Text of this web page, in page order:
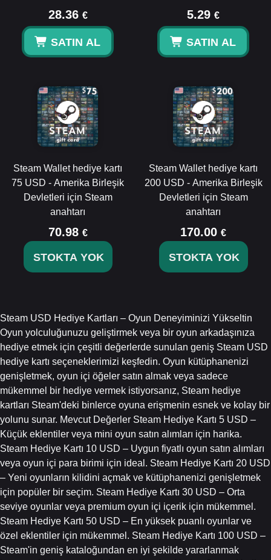
28.36 €
SATIN AL
5.29 €
SATIN AL
Steam Wallet hediye kartı
75 USD - Amerika Birleşik
Devletleri için Steam
anahtarı
70.98 €
STOKTA YOK
Steam Wallet hediye kartı
200 USD - Amerika Birleşik
Devletleri için Steam
anahtarı
170.00 €
STOKTA YOK
Steam USD Hediye Kartları – Oyun Deneyiminizi Yükseltin
Oyun yolculuğunuzu geliştirmek veya bir oyun arkadaşınıza
hediye etmek için çeşitli değerlerde sunulan geniş Steam USD
hediye kartı seçeneklerimizi keşfedin. Oyun kütüphanenizi
genişletmek, oyun içi öğeler satın almak veya sadece
mükemmel bir hediye vermek istiyorsanız, Steam hediye
kartları Steam'deki binlerce oyuna erişmenin esnek ve kolay bir
yolunu sunar. Mevcut Değerler Steam Hediye Kartı 5 USD –
Küçük eklentiler veya mini oyun satın alımları için harika.
Steam Hediye Kartı 10 USD – Uygun fiyatlı oyun satın alımları
veya oyun içi para birimi için ideal. Steam Hediye Kartı 20 USD
– Yeni oyunların kilidini açmak ve kütüphanenizi genişletmek
için popüler bir seçim. Steam Hediye Kartı 30 USD – Orta
seviye oyunlar veya premium oyun içi içerik için mükemmel.
Steam Hediye Kartı 50 USD – En yüksek puanlı oyunlar ve
özel eklentiler için mükemmel. Steam Hediye Kartı 100 USD –
Steam'in geniş kataloğundan en iyi şekilde yararlanmak